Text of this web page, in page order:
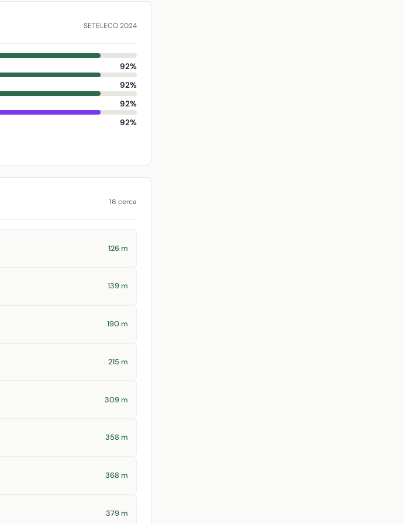
SETELECO 2024
92%
92%
92%
92%
16 cerca
126 m
139 m
190 m
215 m
309 m
358 m
368 m
379 m